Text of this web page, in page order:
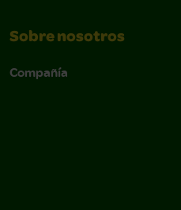
Sobre nosotros
Compañía